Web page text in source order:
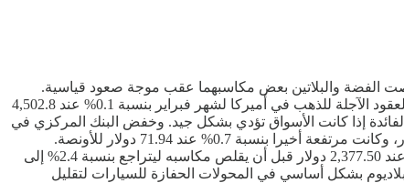
للأونصة في وقت سابق من الجلسة، بينما قلصت الفضة والبلاتين بعض مكاسبهما عقب موجة صعود قياسية.
وإنخفض الذهب الفوري بنسبة 0.2% إلى 4,479.38 دولار للأونصة، بعد أن سجل مستوى قياسيا عند 4,525.18 دولار في وقت سابق. وإنخفضت العقود الآجلة للذهب في أميركا لشهر فبراير بنسبة 0.1% عند 4,502.8
إذا كانت الأسواق تؤدي بشكل جيد. وخفض البنك المركزي في
أميركا الفائدة ثلاث مرات هذا العام، والمتعاملون يتوقعون خفضين إضافيين العام المقبل. وسجلت الفضة أعلى مستوى تاريخي عند 72.70 دولار، وكانت مرتفعة أخيرا بنسبة 0.7% عند 71.94 دولار للأونصة.
وقفزت أسعار الفضة بنسبة 149% منذ بداية العام، متجاوزة مكاسب الذهب التي بلغت أكثر من 70% خلال الفترة نفسها. أما البلاتين بلغ ذروته عند 2,377.50 دولار قبل أن يقلص مكاسبه ليتراجع بنسبة 2.4% إلى
البلاتين والبلاديوم بشكل أساسي في المحولات الحفازة للسيارات لتقليل